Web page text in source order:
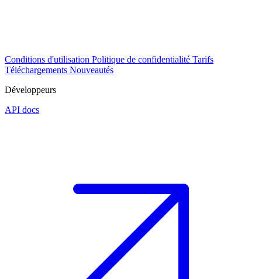
Conditions d'utilisation Politique de confidentialité Tarifs
Téléchargements Nouveautés
Développeurs
API docs